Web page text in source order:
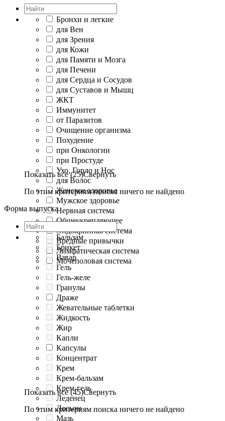
Бронхи и легкие
для Вен
для Зрения
для Кожи
для Памяти и Мозга
для Печени
для Сердца и Сосудов
для Суставов и Мышц
ЖКТ
Иммунитет
от Паразитов
Очищение организма
Похудение
при Онкологии
при Простуде
Ухо, Горло и Нос
для Волос
Женское здоровье
Мужское здоровье
Нервная система
Общеукрепляющее
Эндокринная система
Вредные привычки
Лимфатическая система
Мочеполовая система
Показать все (25)Свернуть
По этим критериям поиска ничего не найдено
Форма выпуска
Бальзам
Брикет
Взвар
Гель
Гель-желе
Гранулы
Драже
Жевательные таблетки
Жидкость
Жир
Капли
Капсулы
Концентрат
Крем
Крем-бальзам
Крем-гель
Леденец
Лосьон
Мазь
Показать все (45)Свернуть
По этим критериям поиска ничего не найдено